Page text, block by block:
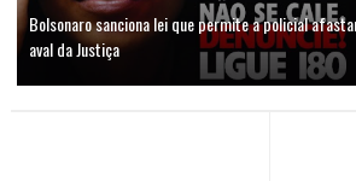
Bolsonaro sanciona lei que permite a policial
aval da Justiça